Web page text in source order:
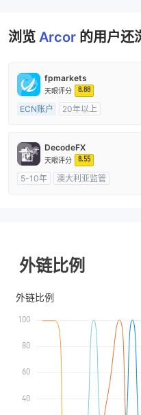
浏览 Arcor 的用户还
fpmarkets
天眼评分 8.88
ECN账户
20年以上
主标MT4
DecodeFX
天眼评分 8.55
5-10年
澳大利亚监管
外链比例